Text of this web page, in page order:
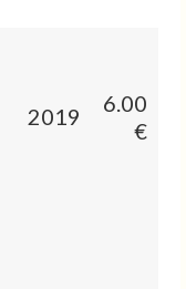
2019
6.00
€